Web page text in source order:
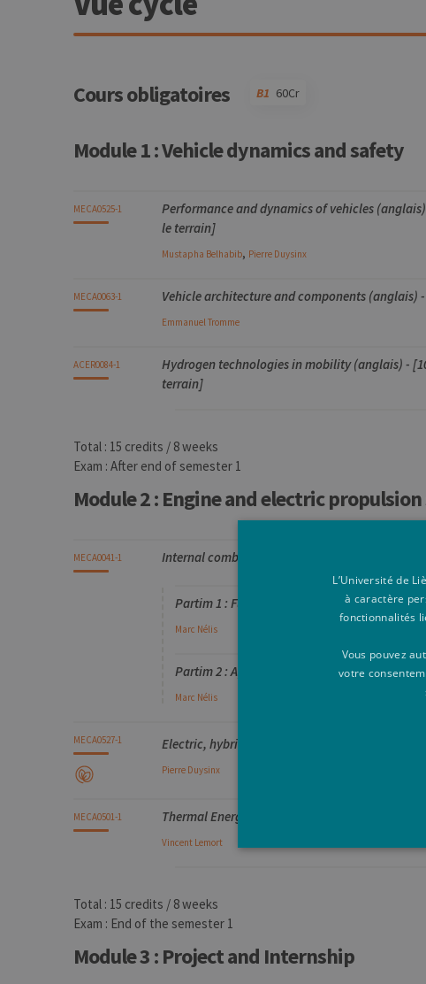
Cours obligatoires B1 60Cr
Code
Détails
Bloc
Organisation
Théorie
Pratique
Autres
Crédits
Module 1 : Vehicle dynamics and safety
MECA0525-1
Performance and dynamics of vehicles
le terrain]
Mustapha Belhabib, Pierre Duysinx
MECA0063-1 Vehicle architecture and components (anglais)
EmmanuelTromme
ACER0084-1
Hydrogen technologies in mobility (anglais) -
terrain]
Total : 15 credits / 8 weeks
Exam : After end of semester 1
Module 2 : Engine and electric
MECA0041-1 Internal combustion engine (anglais)
Partim 1 : Fundamental aspects - [1j Travail
Marc Nélis
Partim 2 : Application to propulsion - [10h
Marc Nélis
MECA0527-1 Electric, hybrid and fuel cell vehicles (anglais) -
Pierre Duysinx
MECA0501-1 Thermal Energy Management in vehicles
Vincent Lemort
Total : 15 credits / 8 weeks
Exam : End of the semester 1
Module 3 : Project and Internship
L’Université de
à caractère
fonctionnalités
Vous pouvez
votre
Nom